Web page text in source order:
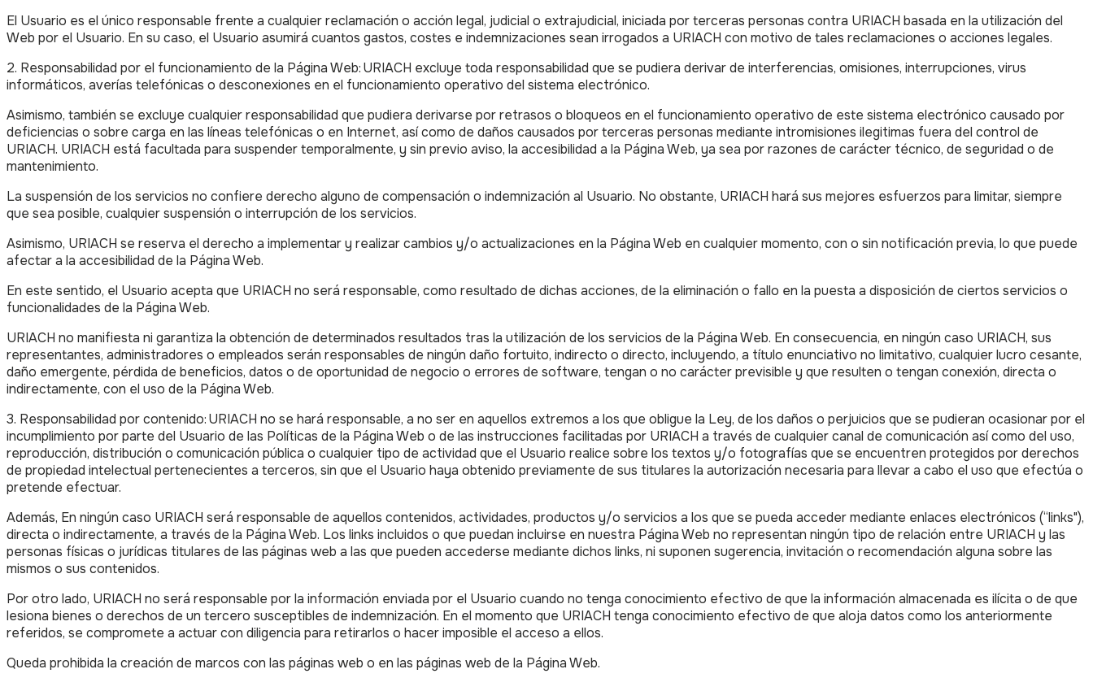
El Usuario es el único responsable frente a cualquier reclamación o acción legal, judicial o extrajudicial, iniciada por terceras personas contra URIACH basada en la utilización del
Web por el Usuario. En su caso, el Usuario asumirá cuantos gastos, costes e indemnizaciones sean irrogados a URIACH con motivo de tales reclamaciones o acciones legales.
2. Responsabilidad por el funcionamiento de la Página Web: URIACH excluye toda responsabilidad que se pudiera derivar de interferencias, omisiones, interrupciones, virus
informáticos, averías telefónicas o desconexiones en el funcionamiento operativo del sistema electrónico.
Asimismo, también se excluye cualquier responsabilidad que pudiera derivarse por retrasos o bloqueos en el funcionamiento operativo de este sistema electrónico causado por
deficiencias o sobre carga en las líneas telefónicas o en Internet, así como de daños causados por terceras personas mediante intromisiones ilegitimas fuera del control de
URIACH. URIACH está facultada para suspender temporalmente, y sin previo aviso, la accesibilidad a la Página Web, ya sea por razones de carácter técnico, de seguridad o de
mantenimiento.
La suspensión de los servicios no confiere derecho alguno de compensación o indemnización al Usuario. No obstante, URIACH hará sus mejores esfuerzos para limitar, siempre
que sea posible, cualquier suspensión o interrupción de los servicios.
Asimismo, URIACH se reserva el derecho a implementar y realizar cambios y/o actualizaciones en la Página Web en cualquier momento, con o sin notificación previa, lo que puede
afectar a la accesibilidad de la Página Web.
En este sentido, el Usuario acepta que URIACH no será responsable, como resultado de dichas acciones, de la eliminación o fallo en la puesta a disposición de ciertos servicios o
funcionalidades de la Página Web.
URIACH no manifiesta ni garantiza la obtención de determinados resultados tras la utilización de los servicios de la Página Web. En consecuencia, en ningún caso URIACH, sus
representantes, administradores o empleados serán responsables de ningún daño fortuito, indirecto o directo, incluyendo, a título enunciativo no limitativo, cualquier lucro cesante,
daño emergente, pérdida de beneficios, datos o de oportunidad de negocio o errores de software, tengan o no carácter previsible y que resulten o tengan conexión, directa o
indirectamente, con el uso de la Página Web.
3. Responsabilidad por contenido: URIACH no se hará responsable, a no ser en aquellos extremos a los que obligue la Ley, de los daños o perjuicios que se pudieran ocasionar por el
incumplimiento por parte del Usuario de las Políticas de la Página Web o de las instrucciones facilitadas por URIACH a través de cualquier canal de comunicación así como del uso,
reproducción, distribución o comunicación pública o cualquier tipo de actividad que el Usuario realice sobre los textos y/o fotografías que se encuentren protegidos por derechos
de propiedad intelectual pertenecientes a terceros, sin que el Usuario haya obtenido previamente de sus titulares la autorización necesaria para llevar a cabo el uso que efectúa o
pretende efectuar.
Además, En ningún caso URIACH será responsable de aquellos contenidos, actividades, productos y/o servicios a los que se pueda acceder mediante enlaces electrónicos (“links"),
directa o indirectamente, a través de la Página Web. Los links incluidos o que puedan incluirse en nuestra Página Web no representan ningún tipo de relación entre URIACH y las
personas físicas o jurídicas titulares de las páginas web a las que pueden accederse mediante dichos links, ni suponen sugerencia, invitación o recomendación alguna sobre las
mismos o sus contenidos.
Por otro lado, URIACH no será responsable por la información enviada por el Usuario cuando no tenga conocimiento efectivo de que la información almacenada es ilícita o de que
lesiona bienes o derechos de un tercero susceptibles de indemnización. En el momento que URIACH tenga conocimiento efectivo de que aloja datos como los anteriormente
referidos, se compromete a actuar con diligencia para retirarlos o hacer imposible el acceso a ellos.
Queda prohibida la creación de marcos con las páginas web o en las páginas web de la Página Web.